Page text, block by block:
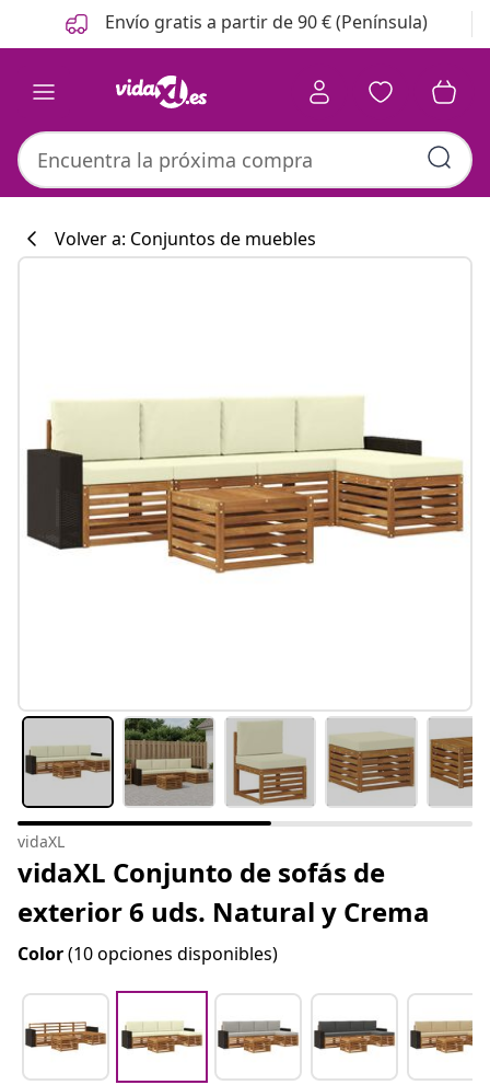
Anterior
Siguiente Envío gratis a partir de 90 € (Península)
#sharemevidaxl
Volver a: Conjuntos de muebles
vidaXL
vidaXL Conjunto de sofás de
exterior 6 uds. Natural y Crema
Color(10 opciones disponibles)